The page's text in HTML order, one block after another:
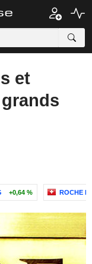
et
+0,64 % ROCHE